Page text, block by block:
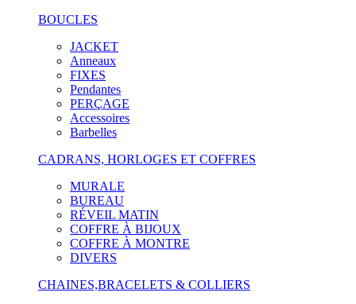
BOUCLES
JACKET
Anneaux
FIXES
Pendantes
PERÇAGE
Accessoires
Barbelles
CADRANS, HORLOGES ET COFFRES
MURALE
BUREAU
RÉVEIL MATIN
COFFRE À BIJOUX
COFFRE À MONTRE
DIVERS
CHAINES,BRACELETS & COLLIERS